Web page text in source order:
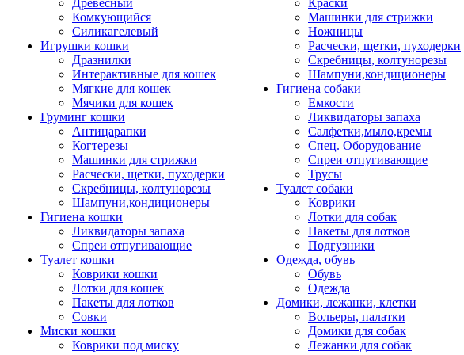
Древесный
Комкующийся
Силикагелевый
Игрушки кошки
Дразнилки
Интерактивные для кошек
Мягкие для кошек
Мячики для кошек
Груминг кошки
Антицарапки
Когтерезы
Машинки для стрижки
Расчески, щетки, пуходерки
Скребницы, колтунорезы
Шампуни,кондиционеры
Гигиена кошки
Ликвидаторы запаха
Спреи отпугивающие
Туалет кошки
Коврики кошки
Лотки для кошек
Пакеты для лотков
Совки
Миски кошки
Коврики под миску
Краски
Машинки для стрижки
Ножницы
Расчески, щетки, пуходерки
Скребницы, колтунорезы
Шампуни,кондиционеры
Гигиена собаки
Емкости
Ликвидаторы запаха
Салфетки,мыло,кремы
Спец. Оборудование
Спреи отпугивающие
Трусы
Туалет собаки
Коврики
Лотки для собак
Пакеты для лотков
Подгузники
Одежда, обувь
Обувь
Одежда
Домики, лежанки, клетки
Вольеры, палатки
Домики для собак
Лежанки для собак